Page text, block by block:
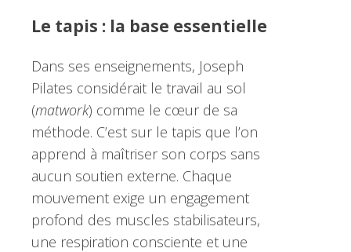
Le tapis : la base essentielle
Dans ses enseignements, Joseph
Pilates considérait le travail au sol
(matwork) comme le cœur de sa
méthode. C’est sur le tapis que l’on
apprend à maîtriser son corps sans
aucun soutien externe. Chaque
mouvement exige un engagement
profond des muscles stabilisateurs,
une respiration consciente et une